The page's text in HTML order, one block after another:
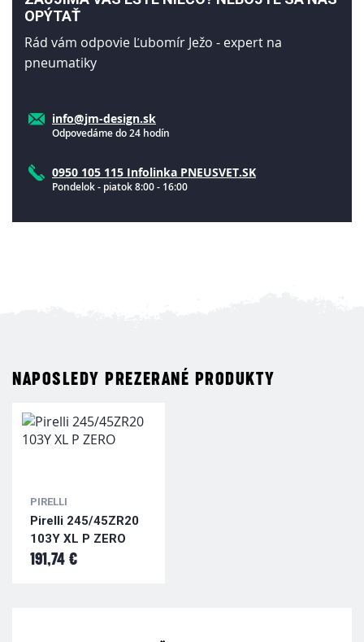
OPÝTAŤ
Rád vám odpovie Ľubomír Ježo - expert na
pneumatiky
info@jm-design.sk
Odpovedáme do 24 hodín
0950 105 115 Infolinka PNEUSVET.SK
Pondelok - piatok 8:00 - 16:00
NAPOSLEDY PREZERANÉ PRODUKTY
PIRELLI
Pirelli 245/45ZR20
103Y XL P ZERO
191,74 €